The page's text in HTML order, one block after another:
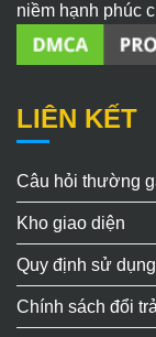
niềm hạnh phúc
LIÊN KẾT
Câu hỏi thường
Kho giao diện
Quy định sử dụng
Chính sách đổi